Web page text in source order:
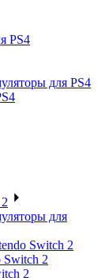
PS4
для PS4
для
Switch 2
Switch 2
2